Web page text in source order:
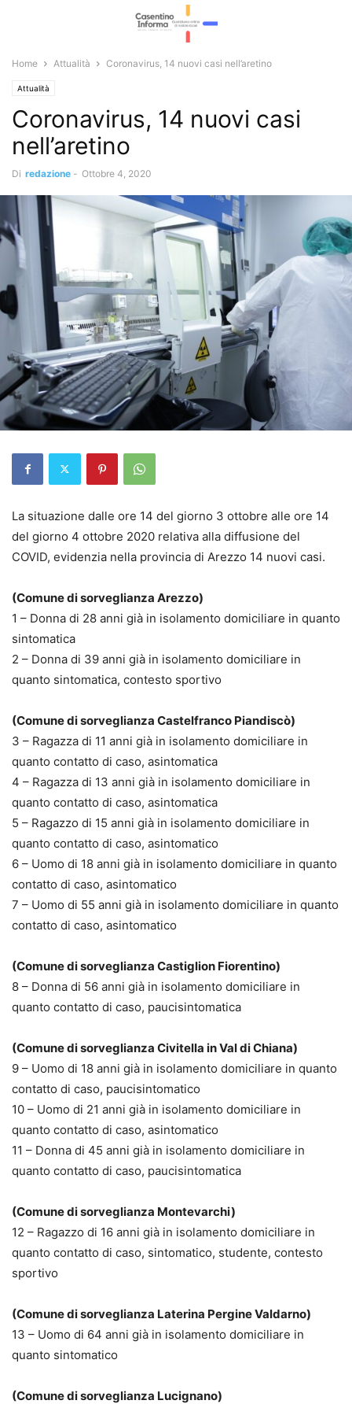
Home Attualità Coronavirus, 14 nuovi casi nell’aretino
Attualità
Coronavirus, 14 nuovi casi
nell’aretino
Di redazione - Ottobre 4, 2020
La situazione dalle ore 14 del giorno 3 ottobre alle ore 14
del giorno 4 ottobre 2020 relativa alla diffusione del
COVID, evidenzia nella provincia di Arezzo 14 nuovi casi.
(Comune di sorveglianza Arezzo)
1 – Donna di 28 anni già in isolamento domiciliare in quanto
sintomatica
2 – Donna di 39 anni già in isolamento domiciliare in
quanto sintomatica, contesto sportivo
(Comune di sorveglianza Castelfranco Piandiscò)
3 – Ragazza di 11 anni già in isolamento domiciliare in
quanto contatto di caso, asintomatica
4 – Ragazza di 13 anni già in isolamento domiciliare in
quanto contatto di caso, asintomatica
5 – Ragazzo di 15 anni già in isolamento domiciliare in
quanto contatto di caso, asintomatico
6 – Uomo di 18 anni già in isolamento domiciliare in quanto
contatto di caso, asintomatico
7 – Uomo di 55 anni già in isolamento domiciliare in quanto
contatto di caso, asintomatico
(Comune di sorveglianza Castiglion Fiorentino)
8 – Donna di 56 anni già in isolamento domiciliare in
quanto contatto di caso, paucisintomatica
(Comune di sorveglianza Civitella in Val di Chiana)
9 – Uomo di 18 anni già in isolamento domiciliare in quanto
contatto di caso, paucisintomatico
10 – Uomo di 21 anni già in isolamento domiciliare in
quanto contatto di caso, asintomatico
11 – Donna di 45 anni già in isolamento domiciliare in
quanto contatto di caso, paucisintomatica
(Comune di sorveglianza Montevarchi)
12 – Ragazzo di 16 anni già in isolamento domiciliare in
quanto contatto di caso, sintomatico, studente, contesto
sportivo
(Comune di sorveglianza Laterina Pergine Valdarno)
13 – Uomo di 64 anni già in isolamento domiciliare in
quanto sintomatico
(Comune di sorveglianza Lucignano)